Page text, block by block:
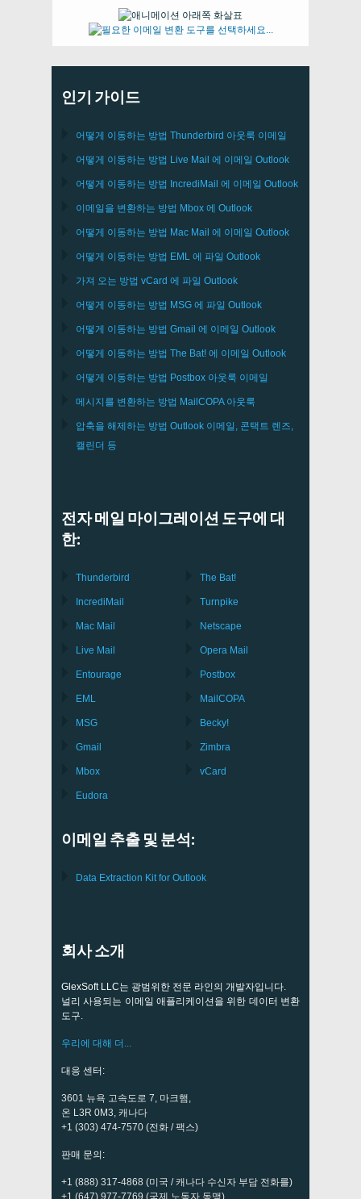
인기 가이드
어떻게 이동하는 방법 Thunderbird 아웃룩 이메일
어떻게 이동하는 방법 Live Mail 에 이메일 Outlook
어떻게 이동하는 방법 IncrediMail 에 이메일 Outlook
이메일을 변환하는 방법 Mbox 에 Outlook
어떻게 이동하는 방법 Mac Mail 에 이메일 Outlook
어떻게 이동하는 방법 EML 에 파일 Outlook
가져 오는 방법 vCard 에 파일 Outlook
어떻게 이동하는 방법 MSG 에 파일 Outlook
어떻게 이동하는 방법 Gmail 에 이메일 Outlook
어떻게 이동하는 방법 The Bat! 에 이메일 Outlook
어떻게 이동하는 방법 Postbox 아웃룩 이메일
메시지를 변환하는 방법 MailCOPA아웃룩
압축을 해제하는 방법 Outlook 이메일, 콘택트 렌즈,
캘린더 등
전자 메일 마이그레이션 도구에 대
한:
Thunderbird
IncrediMail
Mac Mail
Live Mail
Entourage
EML
MSG
Gmail
Mbox
Eudora
The Bat!
Turnpike
Netscape
Opera Mail
Postbox
MailCOPA
Becky!
Zimbra
vCard
이메일 추출 및 분석:
Data Extraction Kit for Outlook
회사 소개
GlexSoft LLC는 광범위한 전문 라인의 개발자입니다.
널리 사용되는 이메일 애플리케이션을 위한 데이터 변환
도구.
우리에 대해 더...
대응 센터:
3601 뉴욕 고속도로 7, 마크햄,
온 L3R 0M3, 캐나다
+1 (303) 474-7570 (전화 / 팩스)
판매 문의:
+1 (888) 317-4868 (미국 / 캐나다 수신자 부담 전화를)